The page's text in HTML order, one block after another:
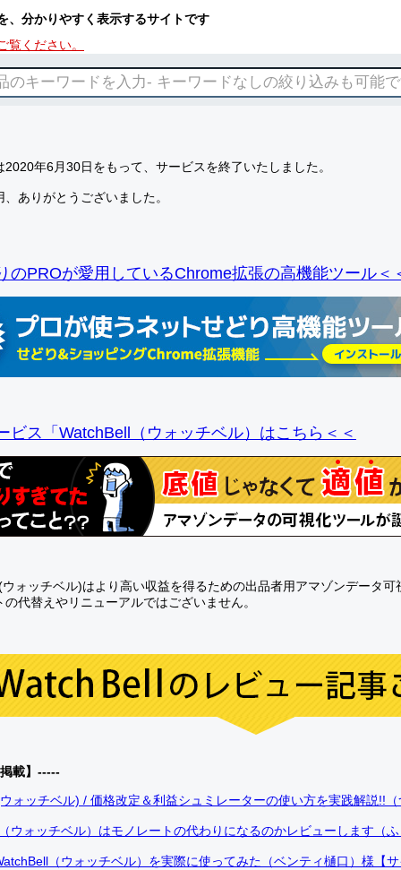
、分かりやすく表示するサイトです
覧ください。
2020年6月30日をもって、サービスを終了いたしました。
ありがとうございました。
のPROが愛用しているChrome拡張の高機能ツール＜
ビス「WatchBell（ウォッチベル）はこちら＜＜
ォッチベル)はより高い収益を得るための出品者用アマゾンデータ可
代替えやリニューアルではございません。
掲載】-----
ォッチベル) / 価格改定＆利益シュミレーターの使い方を実践解説!!
ウォッチベル）はモノレートの代わりになるのかレビューします（
（ウォッチベル）を実際に使ってみた（ベンティ樋口）様【